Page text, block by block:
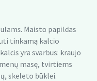
Maisto papildas
tinkamą kalcio
yra svarbus: kraujo
masę, tvirtiems
skeleto būklei.